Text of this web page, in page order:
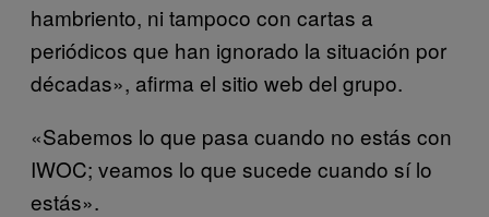
hambriento, ni tampoco con cartas a
periódicos que han ignorado la situación por
décadas», afirma el sitio web del grupo.
«Sabemos lo que pasa cuando no estás con
IWOC; veamos lo que sucede cuando sí lo
estás».